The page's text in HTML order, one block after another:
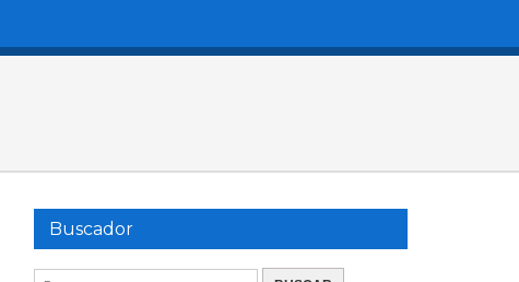
Buscador